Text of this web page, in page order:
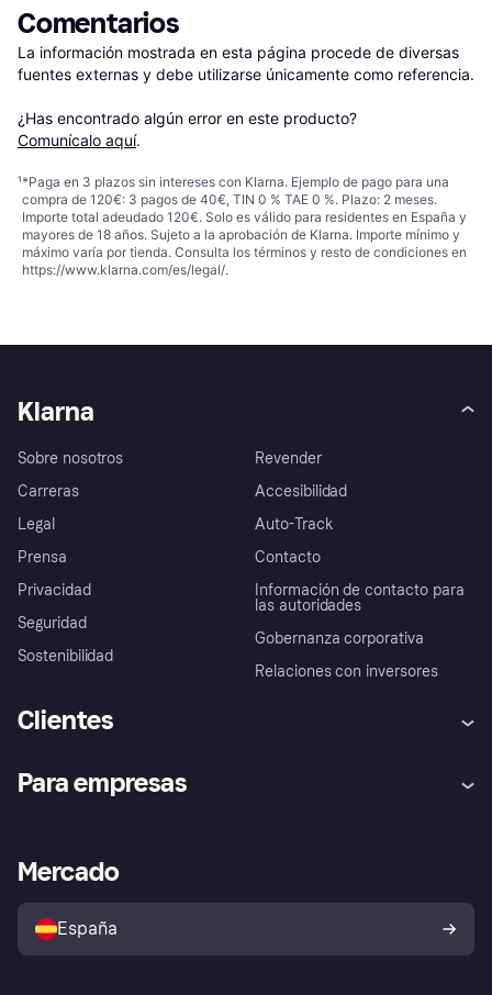
Comentarios
La información mostrada en esta página procede de diversas
fuentes externas y debe utilizarse únicamente como referencia.
¿Has encontrado algún error en este producto?
Comunícalo aquí.
¹*Paga en 3 plazos sin intereses con Klarna. Ejemplo de pago para una
compra de 120€: 3 pagos de 40€, TIN 0 % TAE 0 %. Plazo: 2 meses.
Importe total adeudado 120€. Solo es válido para residentes en España y
mayores de 18 años. Sujeto a la aprobación de Klarna. Importe mínimo y
máximo varía por tienda. Consulta los términos y resto de condiciones en
https://www.klarna.com/es/legal/.
Klarna
Sobre nosotros
Carreras
Legal
Prensa
Privacidad
Seguridad
Sostenibilidad
Revender
Accesibilidad
Auto-Track
Contacto
Información de contacto para
las autoridades
Gobernanza corporativa
Relaciones con inversores
Clientes
Inicio de sesión
Directorio de tiendas
Política de protección al
comprador de Klarna
Reclamaciones
Para empresas
Acceso empresas
Mercado
España